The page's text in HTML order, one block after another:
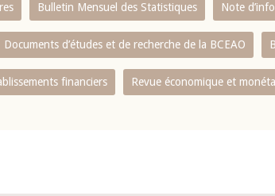
Bulletin Mensuel des Statistiques Note
Documents d’études et de recherche de la BCEAO
financiers Revue économique et